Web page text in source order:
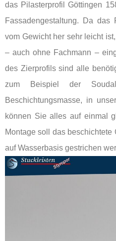
das Pilasterprofil Göttingen
Fassadengestaltung. Da das
vom Gewicht her sehr leicht
– auch ohne Fachmann –
des Zierprofils sind alle
zum Beispiel der
Beschichtungsmasse, in
können Sie alles auf einmal
Montage soll das beschichtete
auf Wasserbasis gestrichen